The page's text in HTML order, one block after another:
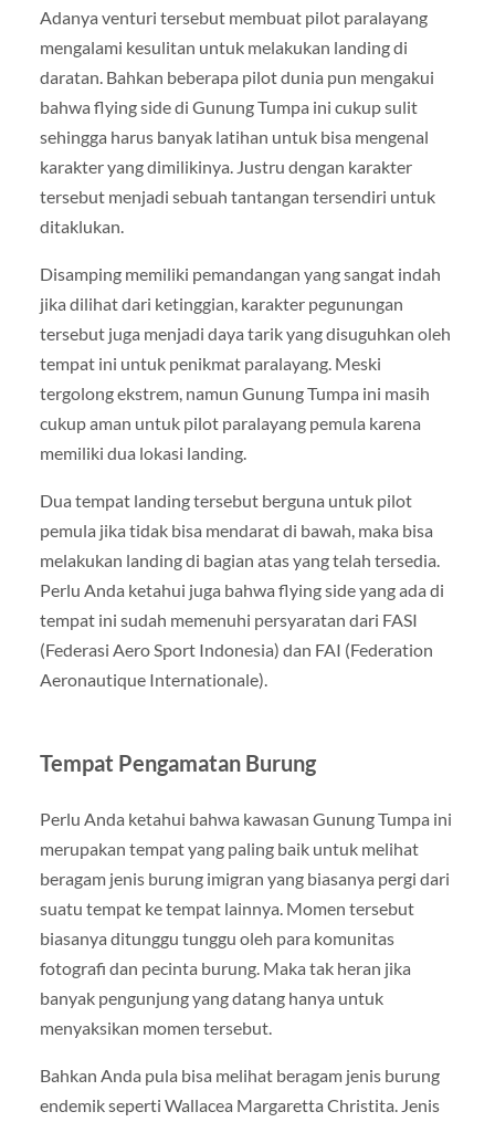
Adanya venturi tersebut membuat pilot paralayang
mengalami kesulitan untuk melakukan landing di
daratan. Bahkan beberapa pilot dunia pun mengakui
bahwa flying side di Gunung Tumpa ini cukup sulit
sehingga harus banyak latihan untuk bisa mengenal
karakter yang dimilikinya. Justru dengan karakter
tersebut menjadi sebuah tantangan tersendiri untuk
ditaklukan.
Disamping memiliki pemandangan yang sangat indah
jika dilihat dari ketinggian, karakter pegunungan
tersebut juga menjadi daya tarik yang disuguhkan oleh
tempat ini untuk penikmat paralayang. Meski
tergolong ekstrem, namun Gunung Tumpa ini masih
cukup aman untuk pilot paralayang pemula karena
memiliki dua lokasi landing.
Dua tempat landing tersebut berguna untuk pilot
pemula jika tidak bisa mendarat di bawah, maka bisa
melakukan landing di bagian atas yang telah tersedia.
Perlu Anda ketahui juga bahwa flying side yang ada di
tempat ini sudah memenuhi persyaratan dari FASI
(Federasi Aero Sport Indonesia) dan FAI (Federation
Aeronautique Internationale).
Tempat Pengamatan Burung
Perlu Anda ketahui bahwa kawasan Gunung Tumpa ini
merupakan tempat yang paling baik untuk melihat
beragam jenis burung imigran yang biasanya pergi dari
suatu tempat ke tempat lainnya. Momen tersebut
biasanya ditunggu tunggu oleh para komunitas
fotografi dan pecinta burung. Maka tak heran jika
banyak pengunjung yang datang hanya untuk
menyaksikan momen tersebut.
Bahkan Anda pula bisa melihat beragam jenis burung
endemik seperti Wallacea Margaretta Christita. Jenis